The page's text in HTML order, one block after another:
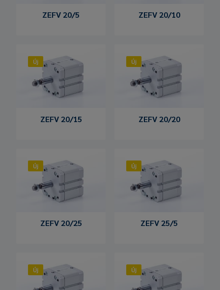
ZEFV 20/5 ZEFV 20/10
Új
ZEFV 20/15
Új
ZEFV 20/20
Új
ZEFV 20/25
Új
ZEFV 25/5
Új Új